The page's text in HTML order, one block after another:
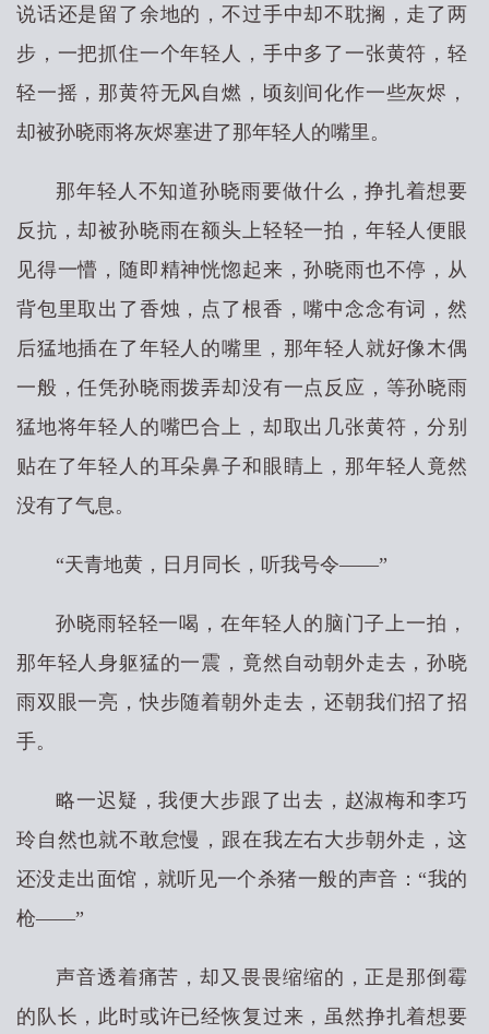
说话还是留了余地的，不过手中却不耽搁，走了两
步，一把抓住一个年轻人，手中多了一张黄符，轻
轻一摇，那黄符无风自燃，顷刻间化作一些灰烬，
却被孙晓雨将灰烬塞进了那年轻人的嘴里。
那年轻人不知道孙晓雨要做什么，挣扎着想要
反抗，却被孙晓雨在额头上轻轻一拍，年轻人便眼
见得一懵，随即精神恍惚起来，孙晓雨也不停，从
背包里取出了香烛，点了根香，嘴中念念有词，然
后猛地插在了年轻人的嘴里，那年轻人就好像木偶
一般，任凭孙晓雨拨弄却没有一点反应，等孙晓雨
猛地将年轻人的嘴巴合上，却取出几张黄符，分别
贴在了年轻人的耳朵鼻子和眼睛上，那年轻人竟然
没有了气息。
“天青地黄，日月同长，听我号令——”
孙晓雨轻轻一喝，在年轻人的脑门子上一拍，
那年轻人身躯猛的一震，竟然自动朝外走去，孙晓
雨双眼一亮，快步随着朝外走去，还朝我们招了招
手。
略一迟疑，我便大步跟了出去，赵淑梅和李巧
玲自然也就不敢怠慢，跟在我左右大步朝外走，这
还没走出面馆，就听见一个杀猪一般的声音：“我的
枪——”
声音透着痛苦，却又畏畏缩缩的，正是那倒霉
的队长，此时或许已经恢复过来，虽然挣扎着想要